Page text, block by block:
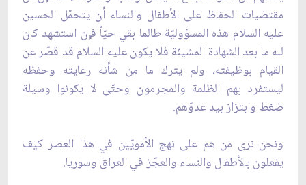
مقتضيات الحفاظ على الأطفال والنساء أن يتحمّل الحسين
عليه السلام هذه المسؤوليّة طالما بقي حيّاً فإن استشهد كان
لله ما بعد الشهادة المشيئة فلا يكون عليه السلام قد قصّر عن
القيام بوظيفته، ولم يترك ما من شأنه رعايته وحفظه
ليستفرد بهم الظلمة والمجرمون وحتّى لا يكونوا وسيلة
ضغط وابتزاز بيد عدوّهم.
ونحن نرى من هم على نهج الأمويّين في هذا العصر كيف
يفعلون بالأطفال والنساء والعجّز في العراق وسوريا.